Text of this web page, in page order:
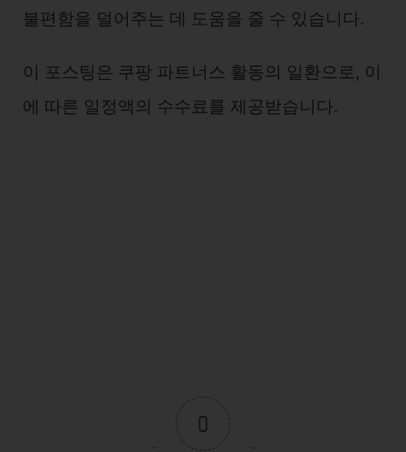
불편함을 덜어주는 데 도움을 줄 수 있습니다.
이 포스팅은 쿠팡 파트너스 활동의 일환으로, 이
에 따른 일정액의 수수료를 제공받습니다.
0